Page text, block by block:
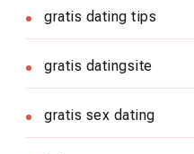
gratis dating tips
gratis datingsite
gratis sex dating